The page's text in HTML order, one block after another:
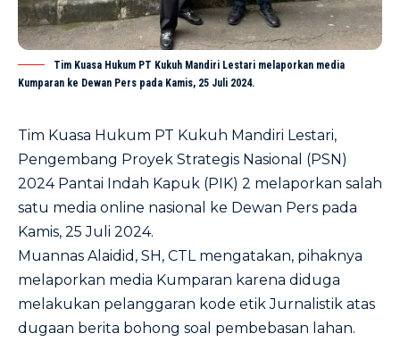
Tim Kuasa Hukum PT Kukuh Mandiri Lestari melaporkan media
Kumparan ke Dewan Pers pada Kamis, 25 Juli 2024.
Tim Kuasa Hukum PT Kukuh Mandiri Lestari,
Pengembang Proyek Strategis Nasional (PSN)
2024 Pantai Indah Kapuk (PIK) 2 melaporkan salah
satu media online nasional ke Dewan Pers pada
Kamis, 25 Juli 2024.
Muannas Alaidid, SH, CTL mengatakan, pihaknya
melaporkan media Kumparan karena diduga
melakukan pelanggaran kode etik Jurnalistik atas
dugaan berita bohong soal pembebasan lahan.